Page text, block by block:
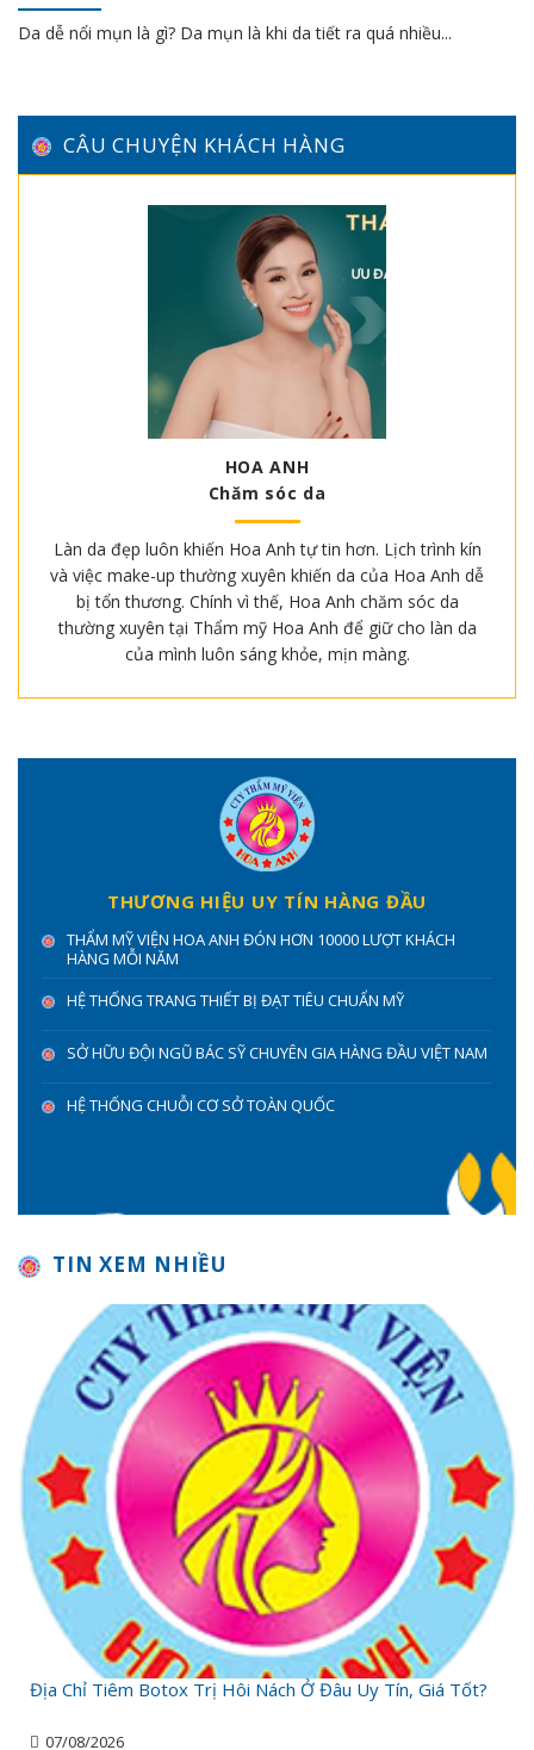
Da dễ nổi mụn là gì? Da mụn là khi da tiết ra quá nhiều...
CÂU CHUYỆN KHÁCH HÀNG
HOA ANH
Chăm sóc da
Làn da đẹp luôn khiến Hoa Anh tự tin hơn. Lịch trình kín
và việc make-up thường xuyên khiến da của Hoa Anh dễ
bị tổn thương. Chính vì thế, Hoa Anh chăm sóc da
thường xuyên tại Thẩm mỹ Hoa Anh để giữ cho làn da
của mình luôn sáng khỏe, mịn màng.
THƯƠNG HIỆU UY TÍN HÀNG ĐẦU
THẨM MỸ VIỆN HOA ANH ĐÓN HƠN 10000 LƯỢT KHÁCH
HÀNG MỖI NĂM
HỆ THỐNG TRANG THIẾT BỊ ĐẠT TIÊU CHUẨN MỸ
SỞ HỮU ĐỘI NGŨ BÁC SỸ CHUYÊN GIA HÀNG ĐẦU VIỆT NAM
HỆ THỐNG CHUỖI CƠ SỞ TOÀN QUỐC
TIN XEM NHIỀU
Địa Chỉ Tiêm Botox Trị Hôi Nách Ở Đâu Uy Tín, Giá Tốt?
07/08/2026